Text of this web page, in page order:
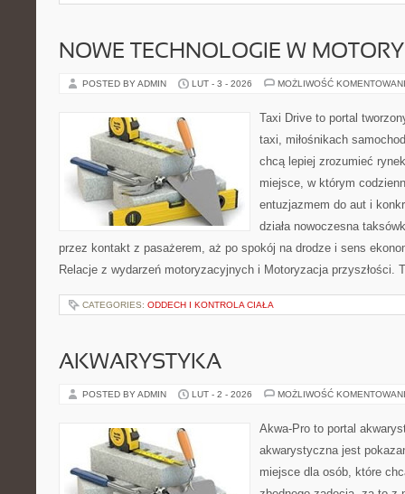
NOWE TECHNOLOGIE W
POSTED BY ADMIN LUT - 3 - 2026 MOŻLIWOŚĆ
Taxi Drive to portal
taxi, miłośnikach
chcą lepiej zrozumieć
miejsce, w którym
entuzjazmem do aut i
działa nowoczesna
przez kontakt z pasażerem, aż po spokój na drodze i sens
Relacje z wydarzeń motoryzacyjnych i Motoryzacja przyszłości.
CATEGORIES: ODDECH I KONTROLA CIAŁA
AKWARYSTYKA
POSTED BY ADMIN LUT - 2 - 2026 MOŻLIWOŚĆ
Akwa-Pro to portal
akwarystyczna jest
miejsce dla osób, które